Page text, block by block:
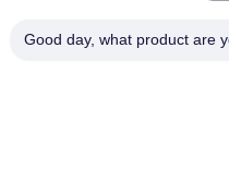
Benz de Delen
Good day, what product are